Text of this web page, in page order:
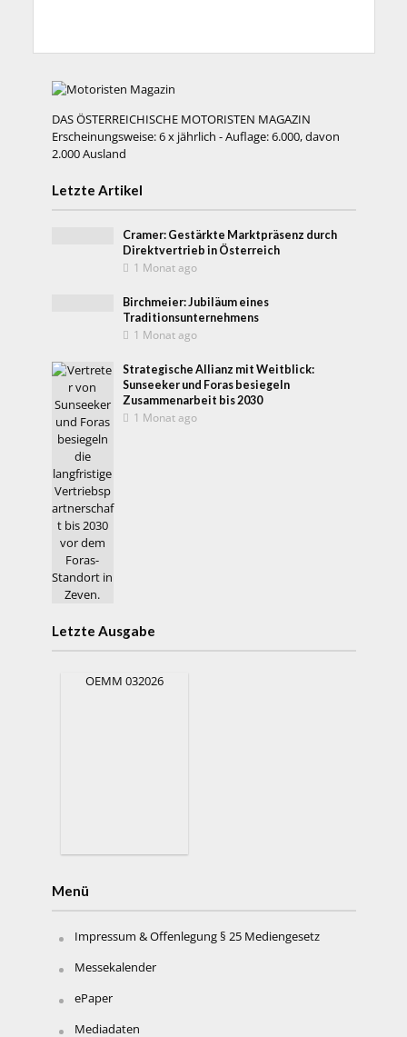
DAS ÖSTERREICHISCHE MOTORISTEN MAGAZIN
Erscheinungsweise: 6 x jährlich - Auflage: 6.000, davon
2.000 Ausland
Letzte Artikel
Cramer: Gestärkte Marktpräsenz durch
Direktvertrieb in Österreich
1 Monat ago
Birchmeier: Jubiläum eines
Traditionsunternehmens
1 Monat ago
Strategische Allianz mit Weitblick:
Sunseeker und Foras besiegeln
Zusammenarbeit bis 2030
1 Monat ago
Letzte Ausgabe
OEMM 032026
Menü
Impressum & Offenlegung § 25 Mediengesetz
Messekalender
ePaper
Mediadaten